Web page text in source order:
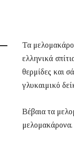
Τα
ελληνικά
θερμίδες και
γλυκαιμικό
Βέβαια τα
μελομακάρονα.